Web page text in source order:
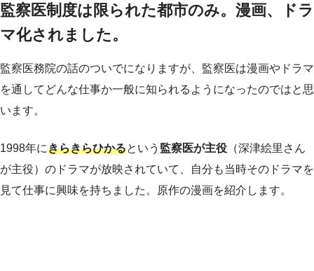
監察医制度は限られた都市のみ。漫画、ドラ
マ化されました。
監察医務院の話のついでになりますが、監察医は漫画やドラマ
を通してどんな仕事か一般に知られるようになったのではと思
います。
1998年にきらきらひかるという 監察医が主役 （深津絵里さん
が主役）のドラマが放映されていて、自分も当時そのドラマを
見て仕事に興味を持ちました。原作の漫画を紹介します。